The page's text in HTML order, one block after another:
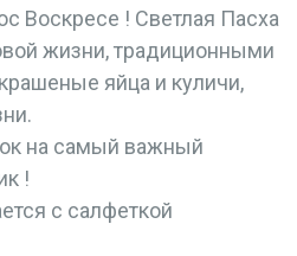
Воскресе ! Светлая Пасха
жизни, традиционными
яйца и куличи,
на самый важный
!
с салфеткой